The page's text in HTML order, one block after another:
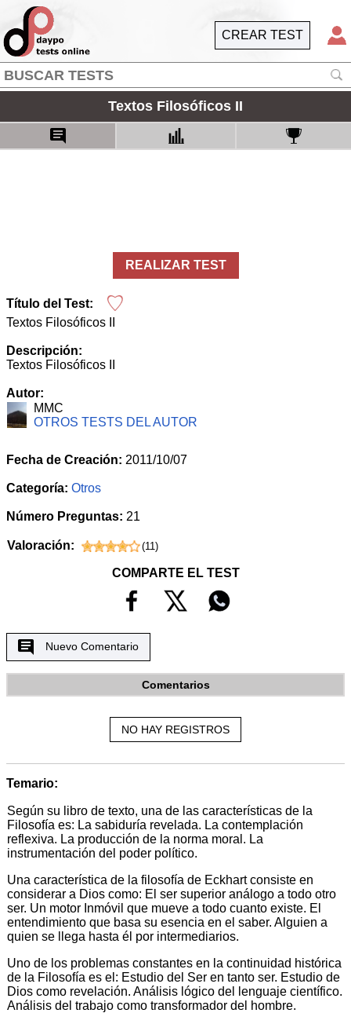
CREAR TEST
Textos Filosóficos II
REALIZAR TEST
Título del Test:
Textos Filosóficos II
Descripción:
Textos Filosóficos II
Autor:
MMC
OTROS TESTS DEL AUTOR
Fecha de Creación: 2011/10/07
Categoría: Otros
Número Preguntas: 21
Valoración: (11)
COMPARTE EL TEST
Nuevo Comentario
Comentarios
NO HAY REGISTROS
Temario:
Según su libro de texto, una de las características de la
Filosofía es: La sabiduría revelada. La contemplación
reflexiva. La producción de la norma moral. La
instrumentación del poder político.
Una característica de la filosofía de Eckhart consiste en
considerar a Dios como: El ser superior análogo a todo otro
ser. Un motor Inmóvil que mueve a todo cuanto existe. El
entendimiento que basa su esencia en el saber. Alguien a
quien se llega hasta él por intermediarios.
Uno de los problemas constantes en la continuidad histórica
de la Filosofía es el: Estudio del Ser en tanto ser. Estudio de
Dios como revelación. Análisis lógico del lenguaje científico.
Análisis del trabajo como transformador del hombre.